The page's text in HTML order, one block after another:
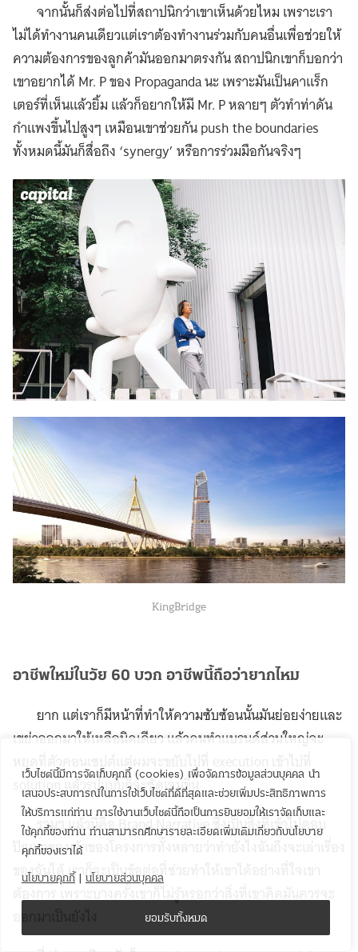
เว็บไซต์นี้มีการจัดเก็บคุกกี้ (cookies) เพื่อจัดการข้อมูลส่วนบุคคล นำ
เสนอประสบการณ์ในการใช้เว็บไซต์ที่ดีที่สุดและช่วยเพิ่มประสิทธิภาพการ
ให้บริการแก่ท่าน การใช้งานเว็บไซต์นี้ถือเป็นการยินยอมให้เราจัดเก็บและ
ใช้คุกกี้ของท่าน ท่านสามารถศึกษารายละเอียดเพิ่มเติมเกี่ยวกับนโยบาย
คุกกี้ของเราได้
นโยบายคุกกี้ | นโยบายส่วนบุคคล
ยอมรับทั้งหมด
จากนั้นก็ส่งต่อไปที่สถาปนิกว่าเขาเห็นด้วยไหม เพราะเรา
ไม่ได้ทำงานคนเดียวแต่เราต้องทำงานร่วมกับคนอื่นเพื่อช่วยให้
ความต้องการของลูกค้ามันออกมาตรงกัน สถาปนิกเขาก็บอกว่า
เขาอยากได้ Mr. P ของ Propaganda นะ เพราะมันเป็นคาแร็ก
เตอร์ที่เห็นแล้วยิ้ม แล้วก็อยากให้มี Mr. P หลายๆ ตัวทำท่าดัน
กำแพงขึ้นไปสูงๆ เหมือนเขาช่วยกัน push the boundaries
ทั้งหมดนี้มันก็สื่อถึง ‘synergy’ หรือการร่วมมือกันจริงๆ
KingBridge
อาชีพใหม่ในวัย 60 บวก อาชีพนี้ถือว่ายากไหม
ยาก แต่เราก็มีหน้าที่ทำให้ความซับซ้อนนั้นมันย่อยง่ายและ
เขย่าออกมาให้เหลือนิดเดียว แล้วคนทำแบรนด์ส่วนใหญ่จะ
หยุดที่ตัวคอนเซปต์แต่ผมจะขยับไปที่ execution เข้าไปที่
solution แล้วรูปแบบก็จะชัดเจนขึ้น
รวมๆ แล้วนี่คือ Brand Narrative ซึ่งเป็นสิ่งที่เข้าไปตอบ
ปัญหาของเจ้าของโครงการทั้งหลายว่าทำยังไงฉันถึงจะเล่าเรื่อง
ของฉันได้ เราก็จะเป็นข้อต่อที่ช่วยทำให้เขาได้อย่างที่ใจเขา
ต้องการ เพราะบางครั้งเขาก็ไม่รู้หรอกว่าสิ่งที่เขาคิดมันควรจะ